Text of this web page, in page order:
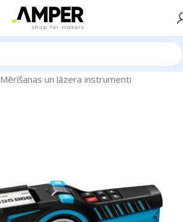
Mērīšanas un lāzera instrumenti